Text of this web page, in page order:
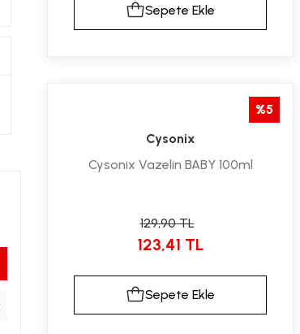
Sepete Ekle
%5
Cysonix
Cysonix Vazelin BABY 100ml
129,90 TL
123,41 TL
Sepete Ekle